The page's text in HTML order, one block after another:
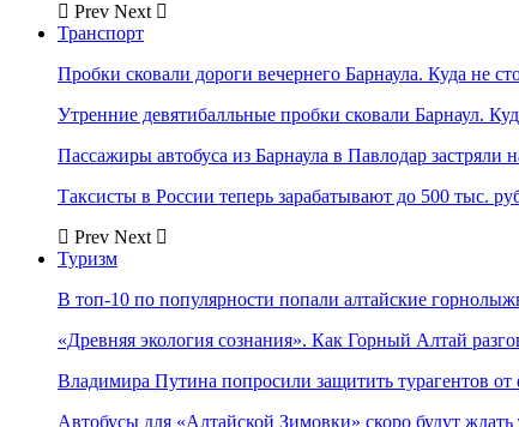
Prev Next
Транспорт
Пробки сковали дороги вечернего Барнаула. Куда не
Утренние девятибалльные пробки сковали Барнаул.
Пассажиры автобуса из Барнаула в Павлодар застряли
Таксисты в России теперь зарабатывают до 500 тыс.
Prev Next
Туризм
В топ-10 по популярности попали алтайские
«Древняя экология сознания». Как Горный Алтай
Владимира Путина попросили защитить турагентов от
Автобусы для «Алтайской Зимовки» скоро будут